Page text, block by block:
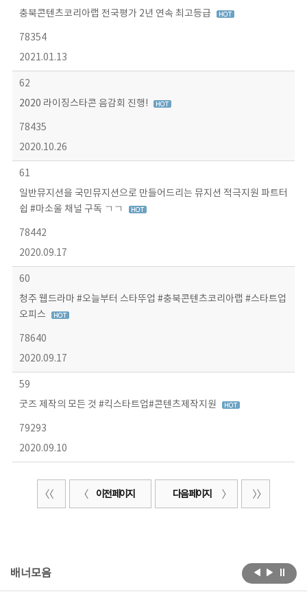
충북콘텐츠코리아랩 전국평가 2년 연속 최고등급
78354
2021.01.13
62
2020 라이징스타콘 음감회 진행!
78435
2020.10.26
61
일반뮤지션을 국민뮤지션으로 만들어드리는 뮤지션 적극지원 파트터
쉽 #마소울 채널 구독 ㄱㄱ
78442
2020.09.17
60
청주 웹드라마 #오늘부터 스타뚜업 #충북콘텐츠코리아랩 #스타트업
오피스
78640
2020.09.17
59
굿즈 제작의 모든 것 #킥스타트업#콘텐츠제작지원
79293
2020.09.10
이전 페이지 다음 페이지
배너모음